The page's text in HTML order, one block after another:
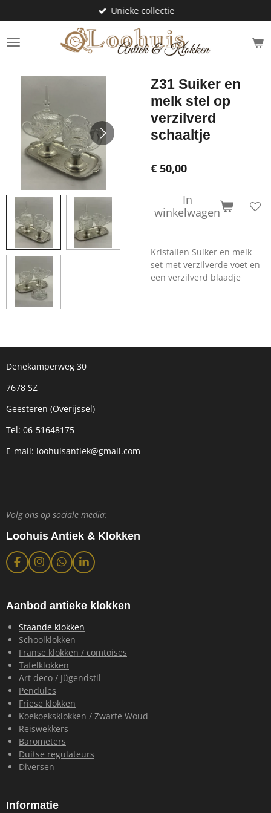
direct
naar
de
Unieke collectie
Z31 Suiker en
melk stel op
verzilverd
schaaltje
€ 50,00
In
winkelwagen
Kristallen Suiker en melk
set met verzilverde voet en
een verzilverd blaadje
Denekamperweg 30
7678 SZ
Geesteren (Overijssel)
Tel: 06-51648175
E-mail: loohuisantiek@gmail.com
Volg ons op sociale media:
Loohuis Antiek & Klokken
F
a
b
o
k
I
n
a
r
a
m
W
h
s
p
p
L
i
e
I
n
Aanbod antieke klokken
Staande klokken
Schoolklokken
Franse klokken / comtoises
Tafelklokken
Art deco / Jügendstil
Pendules
Friese klokken
Koekoeksklokken / Zwarte Woud
Reiswekkers
Barometers
Duitse regulateurs
Diversen
Informatie